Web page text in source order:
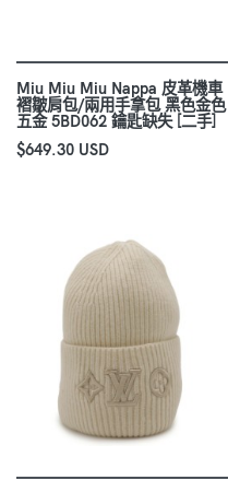
Miu Miu Miu Nappa 皮革機車
褶皺肩包/兩用手拿包 黑色金色
五金 5BD062 鑰匙缺失 [二手]
$649.30 USD